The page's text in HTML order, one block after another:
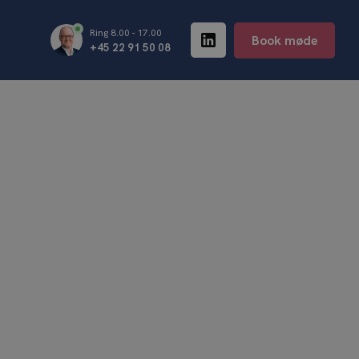
Ring 8.00 - 17.00
+45 22 91 50 08 Book møde